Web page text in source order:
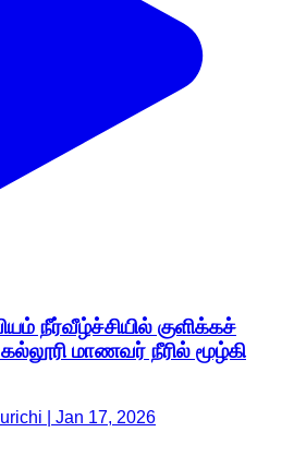
நீர்வீழ்ச்சியில் குளிக்கச்
மாணவர் நீரில் மூழ்கி
| Jan 17, 2026